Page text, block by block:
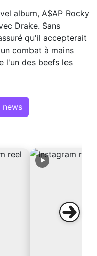
album, A$AP Rocky
Drake. Sans
qu'il accepterait
combat à mains
l'un des beefs les